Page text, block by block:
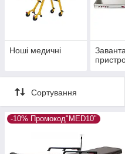
Ноші медичні
Сортування
-10% Промокод"MED10"